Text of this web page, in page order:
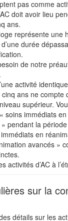
pas comme
doit avoir lieu
ans.
représente une
d’une durée
de notre
activité
ans ne compte
supérieur.
soins immédiats
pendant la
en
avancés »
activités d’AC à
sur la
détails sur les